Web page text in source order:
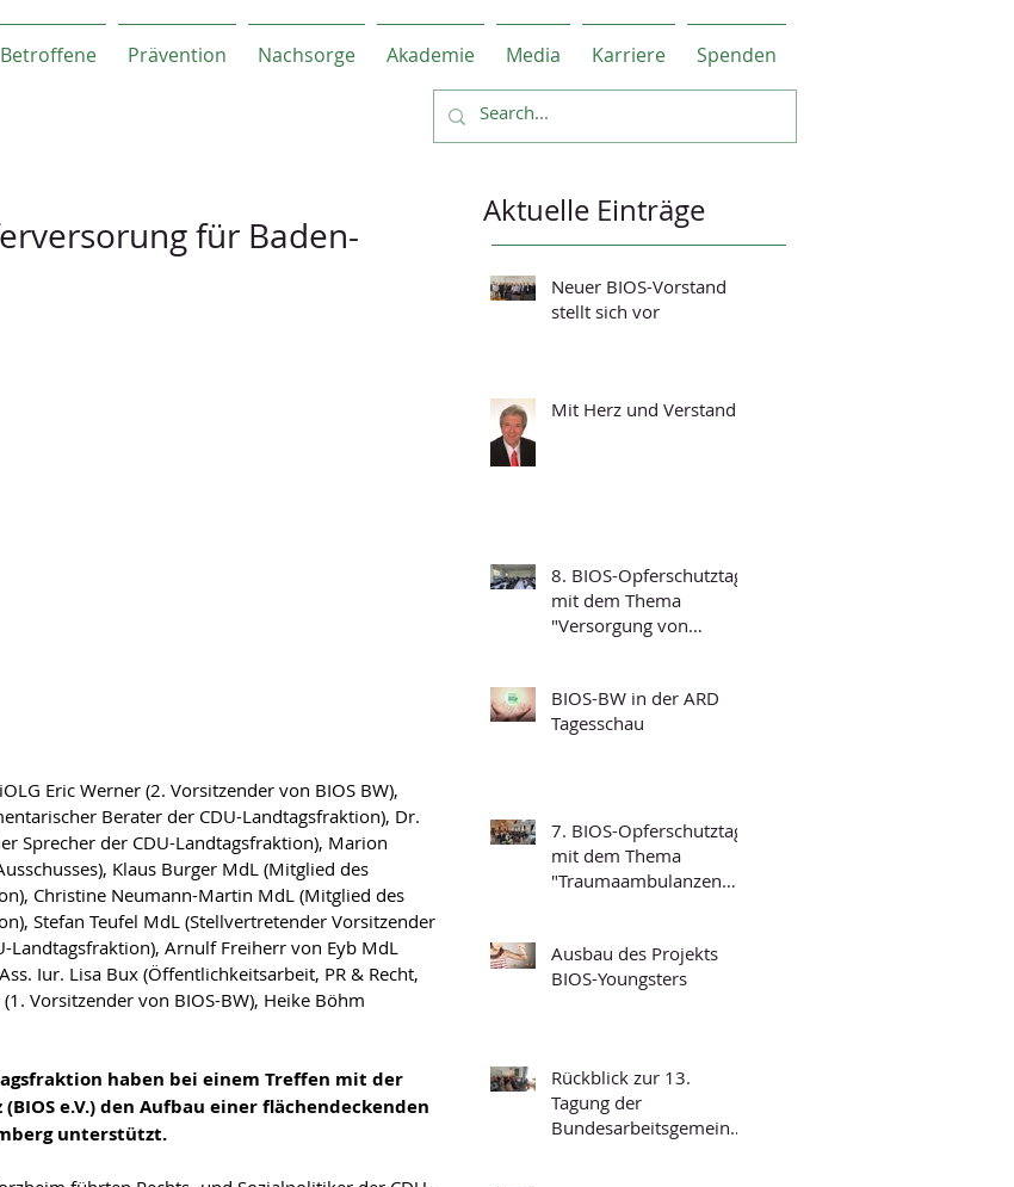
Betroffene Prävention Nachsorge Akademie Media Karriere Spenden
für Baden-
Berater der CDU-Landtagsfraktion), Dr.
Sprecher der CDU-Landtagsfraktion), Marion
Klaus Burger MdL (Mitglied des
Christine Neumann-Martin MdL (Mitglied des
Stefan Teufel MdL (Stellvertretender Vorsitzender
Landtagsfraktion), Arnulf Freiherr von Eyb MdL
Iur. Lisa Bux (Öffentlichkeitsarbeit, PR & Recht,
Vorsitzender von BIOS-BW), Heike Böhm
haben bei einem Treffen mit der
e.V.) den Aufbau einer flächendeckenden
unterstützt.
Aktuelle Einträge
Neuer BIOS-Vorstand
stellt sich vor
Mit Herz und Verstand
8. BIOS-Opferschutztag
mit dem Thema
"Versorgung von
Grundfragen der
Psychotraumatologie"
BIOS-BW in der ARD
Tagesschau
7. BIOS-Opferschutztag
mit dem Thema
"Traumaambulanzen
Ausbau des Projekts
BIOS-Youngsters
Rückblick zur 13.
Tagung der
Bundesarbeitsgemeinsc